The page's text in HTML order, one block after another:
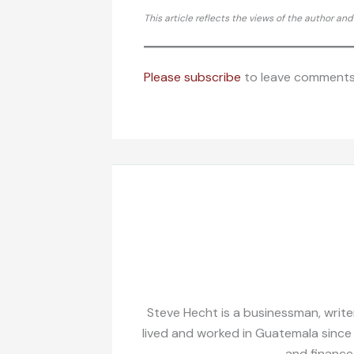
This article reflects the views of the author
Please subscribe to leave
Steve Hecht is a businessman,
lived and worked in Guatemala